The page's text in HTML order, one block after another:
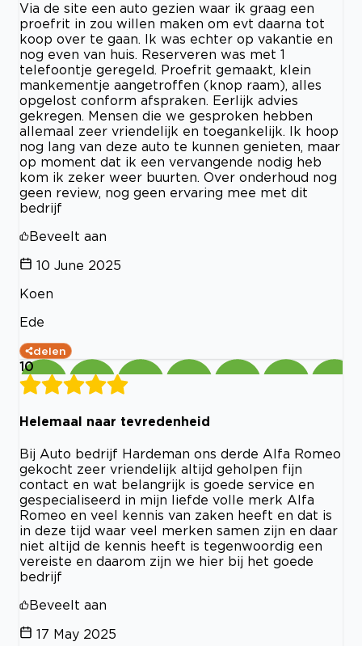
Via de site een auto gezien waar ik graag een
proefrit in zou willen maken om evt daarna tot
koop over te gaan. Ik was echter op vakantie en
nog even van huis. Reserveren was met 1
telefoontje geregeld. Proefrit gemaakt, klein
mankementje aangetroffen (knop raam), alles
opgelost conform afspraken. Eerlijk advies
gekregen. Mensen die we gesproken hebben
allemaal zeer vriendelijk en toegankelijk. Ik hoop
nog lang van deze auto te kunnen genieten, maar
op moment dat ik een vervangende nodig heb
kom ik zeker weer buurten. Over onderhoud nog
geen review, nog geen ervaring mee met dit
bedrijf
Beveelt aan
10 June 2025
Koen
Ede
delen
10
Helemaal naar tevredenheid
Bij Auto bedrijf Hardeman ons derde Alfa Romeo
gekocht zeer vriendelijk altijd geholpen fijn
contact en wat belangrijk is goede service en
gespecialiseerd in mijn liefde volle merk Alfa
Romeo en veel kennis van zaken heeft en dat is
in deze tijd waar veel merken samen zijn en daar
niet altijd de kennis heeft is tegenwoordig een
vereiste en daarom zijn we hier bij het goede
bedrijf
Beveelt aan
17 May 2025